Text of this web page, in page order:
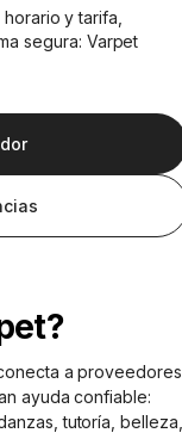
y tarifa,
segura: Varpet
a proveedores
ayuda confiable:
tutoría, belleza,